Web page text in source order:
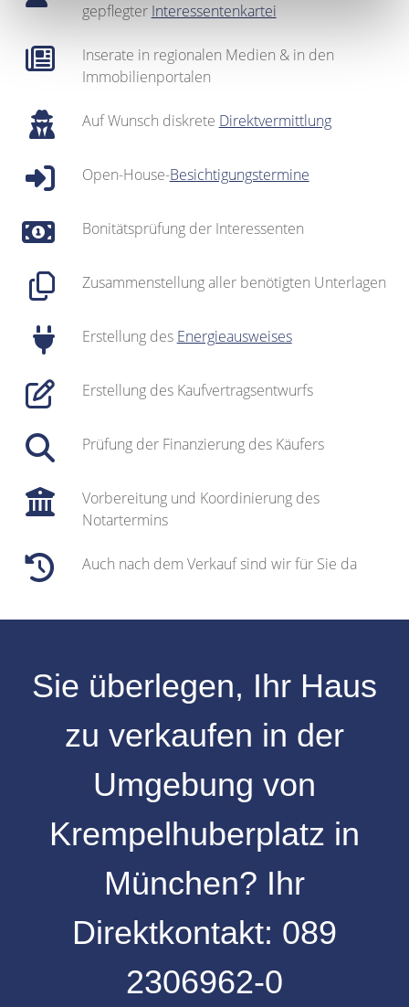
gepflegter Interessentenkartei
Inserate in regionalen Medien & in den
Immobilienportalen
Auf Wunsch diskrete Direktvermittlung
Open-House-Besichtigungstermine
Bonitätsprüfung der Interessenten
Zusammenstellung aller benötigten Unterlagen
Erstellung des Energieausweises
Erstellung des Kaufvertragsentwurfs
Prüfung der Finanzierung des Käufers
Vorbereitung und Koordinierung des
Notartermins
Auch nach dem Verkauf sind wir für Sie da
Sie überlegen, Ihr Haus
zu verkaufen in der
Umgebung von
Krempelhuberplatz in
München? Ihr
Direktkontakt: 089
2306962-0